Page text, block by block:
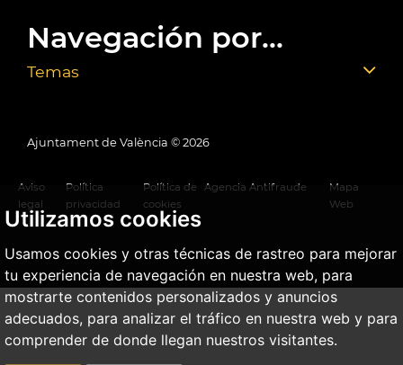
Utilizamos cookies
Usamos cookies y otras técnicas de rastreo para mejorar
tu experiencia de navegación en nuestra web, para
mostrarte contenidos personalizados y anuncios
adecuados, para analizar el tráfico en nuestra web y para
comprender de donde llegan nuestros visitantes.
Navegación por...
Temas
Ajuntament de València © 2026
Aviso
legal
Política
privacidad
Política de
cookies
Agencia Antifraude
Mapa
Web